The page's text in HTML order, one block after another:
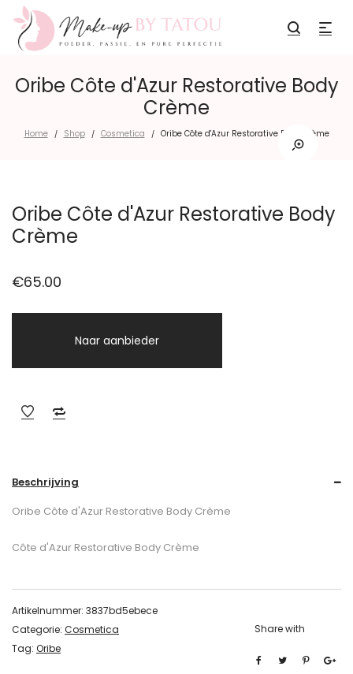
Oribe Côte d'Azur Restorative Body
Crème
Home / Shop / Cosmetica / Oribe Côte d'Azur Restorative Body Crème
Oribe Côte d'Azur Restorative Body
Crème
€65.00
Naar aanbieder
Beschrijving
Oribe Côte d'Azur Restorative Body Crème
Côte d'Azur Restorative Body Crème
Artikelnummer: 3837bd5ebece
Categorie: Cosmetica
Tag: Oribe
Share with